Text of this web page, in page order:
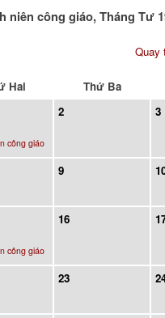
niên công giáo, Tháng Tư
Quay
Hai
Thứ Ba
công giáo
2 3
9
công giáo
16
23